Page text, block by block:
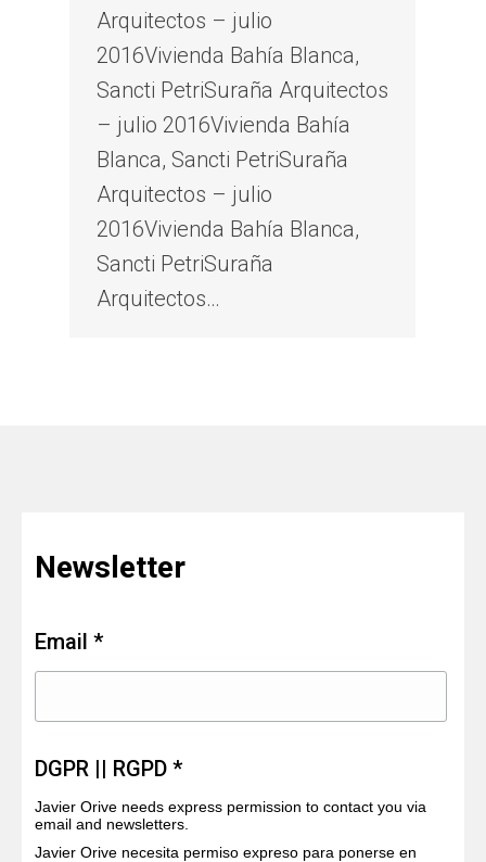
Arquitectos – julio
2016Vivienda Bahía Blanca,
Sancti PetriSuraña Arquitectos
– julio 2016Vivienda Bahía
Blanca, Sancti PetriSuraña
Arquitectos – julio
2016Vivienda Bahía Blanca,
Sancti PetriSuraña
Arquitectos…
Newsletter
Email *
DGPR || RGPD *
Javier Orive needs express permission to contact you via
email and newsletters.
Javier Orive necesita permiso expreso para ponerse en